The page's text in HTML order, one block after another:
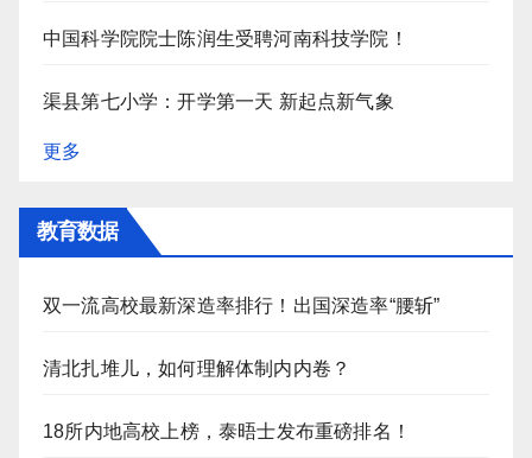
中国科学院院士陈润生受聘河南科技学院！
渠县第七小学：开学第一天 新起点新气象
更多
教育数据
双一流高校最新深造率排行！出国深造率“腰斩”
清北扎堆儿，如何理解体制内内卷？
18所内地高校上榜，泰晤士发布重磅排名！